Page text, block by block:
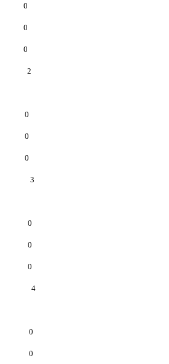
0
0
0
2
0
0
0
3
0
0
0
4
0
0